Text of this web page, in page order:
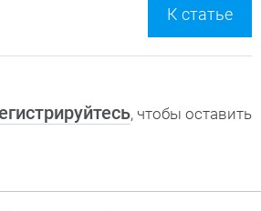
К статье
, чтобы оставить